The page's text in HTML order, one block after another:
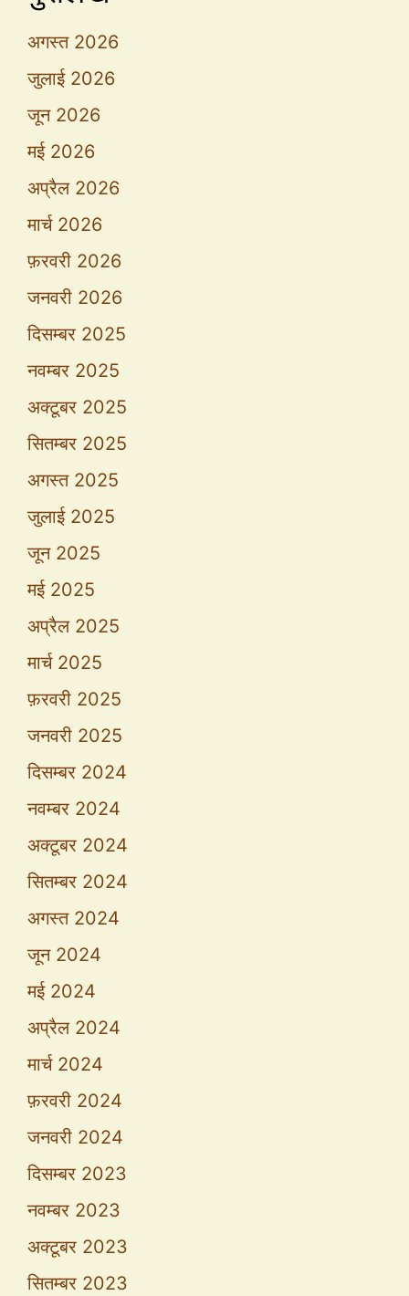
अगस्त 2026
जुलाई 2026
जून 2026
मई 2026
अप्रैल 2026
मार्च 2026
फ़रवरी 2026
जनवरी 2026
दिसम्बर 2025
नवम्बर 2025
अक्टूबर 2025
सितम्बर 2025
अगस्त 2025
जुलाई 2025
जून 2025
मई 2025
अप्रैल 2025
मार्च 2025
फ़रवरी 2025
जनवरी 2025
दिसम्बर 2024
नवम्बर 2024
अक्टूबर 2024
सितम्बर 2024
अगस्त 2024
जून 2024
मई 2024
अप्रैल 2024
मार्च 2024
फ़रवरी 2024
जनवरी 2024
दिसम्बर 2023
नवम्बर 2023
अक्टूबर 2023
सितम्बर 2023